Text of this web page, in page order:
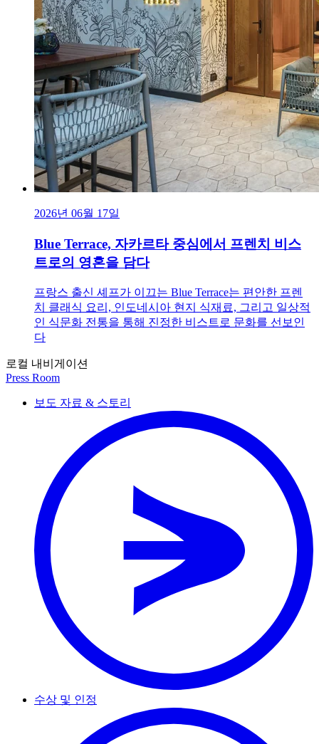
2026년 06월 17일
Blue Terrace, 자카르타 중심에서 프렌치 비스
트로의 영혼을 담다
프랑스 출신 셰프가 이끄는 Blue Terrace는 편안한 프렌
치 클래식 요리, 인도네시아 현지 식재료, 그리고 일상적
인 식문화 전통을 통해 진정한 비스트로 문화를 선보인
다
로컬 내비게이션
Press Room
보도 자료 & 스토리
수상 및 인정